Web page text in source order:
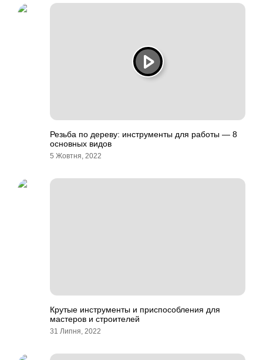
Резьба по дереву: инструменты для работы — 8
основных видов
5 Жовтня, 2022
Крутые инструменты и приспособления для
мастеров и строителей
31 Липня, 2022